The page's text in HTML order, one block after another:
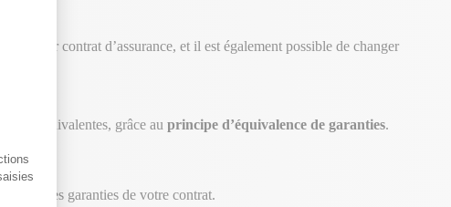
leur contrat d’assurance, et il est également possible de changer
sont équivalentes, grâce au principe d’équivalence de garanties.
revoir les garanties de votre contrat.